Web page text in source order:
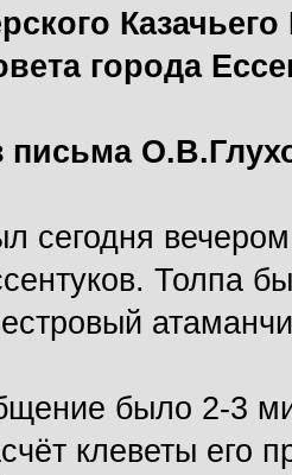
города
письма
сегодня
Толпа
было 2-3
клеветы его